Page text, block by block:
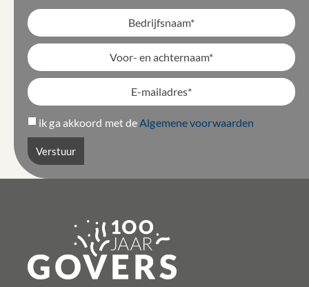
ik ga akkoord met deAlgemene voorwaarden
Verstuur